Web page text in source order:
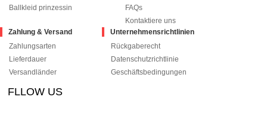
Ballkleid prinzessin
FAQs
Kontaktiere uns
Zahlung & Versand
Zahlungsarten
Lieferdauer
Versandländer
Unternehmensrichtlinien
Rückgaberecht
Datenschutzrichtlinie
Geschäftsbedingungen
FLLOW US